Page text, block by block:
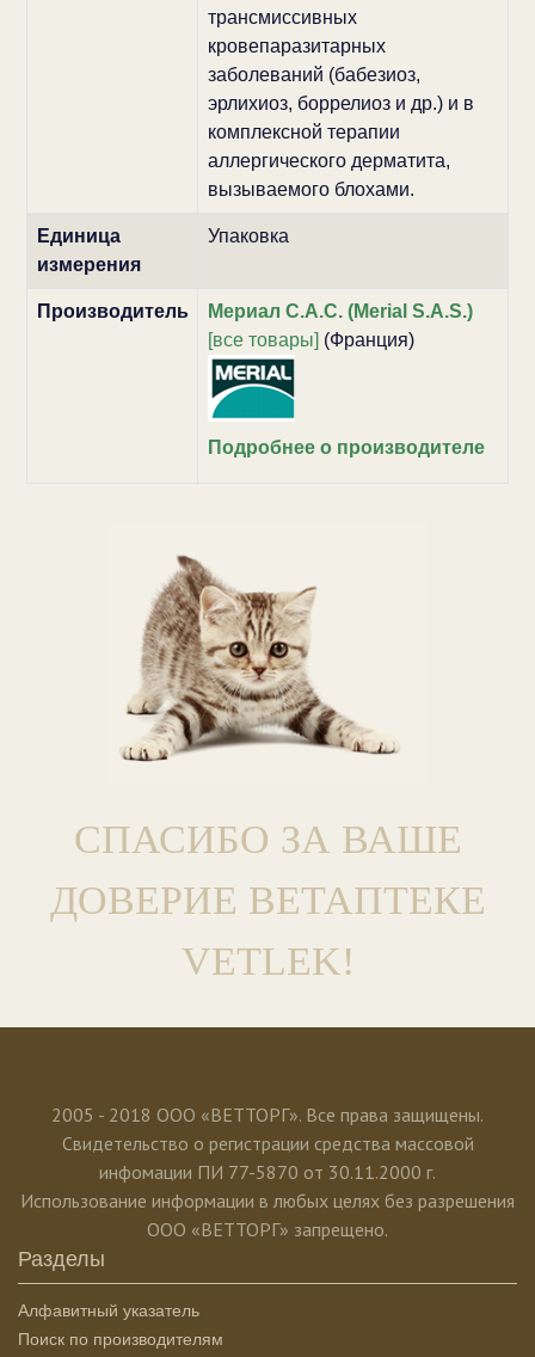
трансмиссивных
кровепаразитарных
заболеваний (бабезиоз,
эрлихиоз, боррелиоз и др.) и в
комплексной терапии
аллергического дерматита,
вызываемого блохами.
Единица
измерения
Упаковка
Производитель
Мериал С.А.С. (Merial S.A.S.)
[все товары] (Франция)
Подробнее о производителе
СПАСИБО ЗА ВАШЕ
ДОВЕРИЕ ВЕТАПТЕКЕ
VETLEK!
2005 - 2018 ООО «ВЕТТОРГ». Все права защищены.
Свидетельство о регистрации средства массовой
инфомации ПИ 77-5870 от 30.11.2000 г.
Использование информации в любых целях без разрешения
ООО «ВЕТТОРГ» запрещено.
Разделы
Алфавитный указатель
Поиск по производителям